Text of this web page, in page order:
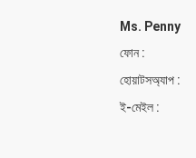
Ms. Penny
ফোন :
হোয়াটসঅ্যাপ :
ই-মেইল :